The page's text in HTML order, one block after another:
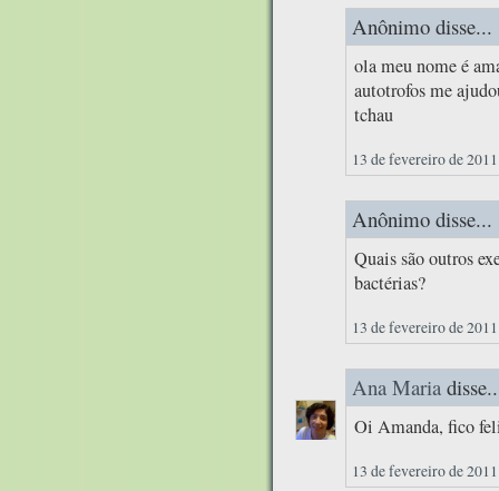
Anônimo disse...
ola meu nome é
autotrofos me
tchau
13 de fevereiro de
Anônimo disse...
Quais são outros
bactérias?
13 de fevereiro de
Ana Maria
Oi Amanda, fico
13 de fevereiro de